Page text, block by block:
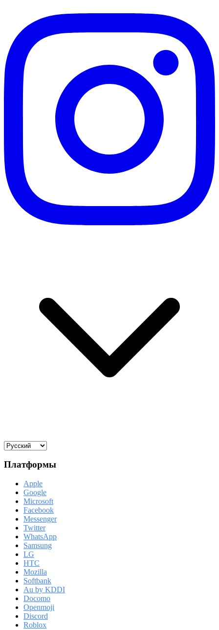
Платформы
Apple
Google
Microsoft
Facebook
Messenger
Twitter
WhatsApp
Samsung
LG
HTC
Mozilla
Softbank
Au by KDDI
Docomo
Openmoji
Discord
Roblox